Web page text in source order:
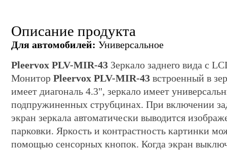
Описание продукта
Для автомобилей: Универсальное
Pleervox PLV-MIR-43 Зеркало заднего вида с
Монитор Pleervox PLV-MIR-43 встроенный в
имеет диагональ 4.3", зеркало имеет
подпружиненных струбцинах. При включении
экран зеркала автоматически выводится
парковки. Яркость и контрастность картинки
помощью сенсорных кнопок. Когда экран